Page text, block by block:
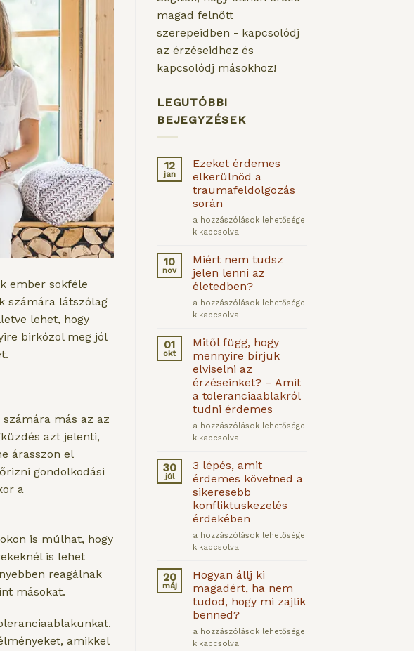
ember sokféle
számára látszólag
lehet, hogy
birkózol meg jól
más az az
azt jelenti,
árasszon el
gondolkodási
a
is múlhat, hogy
is lehet
reagálnak
másokat.
amikkel
magad felnőtt
szerepeidben - kapcsolódj
az érzéseidhez és
kapcsolódj másokhoz!
LEGUTÓBBI
BEJEGYZÉSEK
12
jan
Ezeket érdemes
elkerülnöd a
traumafeldolgozás
során
Ezeket
érdemes
a
traumafeldolgozás
során
bejegyzéshez
a hozzászólások lehetősége
kikapcsolva
10
nov
Miért nem tudsz
jelen lenni az
életedben?
Miért
nem
jelen
az
életedben?
bejegyzéshez
a hozzászólások lehetősége
kikapcsolva
01
okt
Mitől függ, hogy
mennyire bírjuk
elviselni az
érzéseinket? – Amit
a toleranciaablakról
tudni érdemes
Mitől
függ,
mennyire
bírjuk
elviselni
az
érzéseinket?
–
Amit
a
érdemes
bejegyzéshez
a hozzászólások lehetősége
kikapcsolva
30
júl
3 lépés, amit
érdemes követned a
sikeresebb
konfliktuskezelés
érdekében
3
lépés,
érdemes
követned
a
sikeresebb
konfliktuskezelés
érdekében
bejegyzéshez
a hozzászólások lehetősége
kikapcsolva
20
máj
Hogyan állj ki
magadért, ha nem
tudod, hogy mi zajlik
benned?
Hogyan
állj
a hozzászólások lehetősége
kikapcsolva